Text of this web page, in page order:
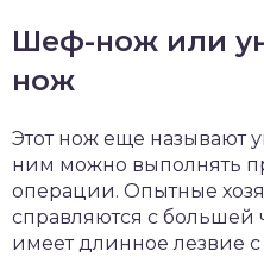
Шеф-нож или
нож
Этот нож еще называют
ним можно выполнять
операции. Опытные
справляются с
имеет длинное лезвие